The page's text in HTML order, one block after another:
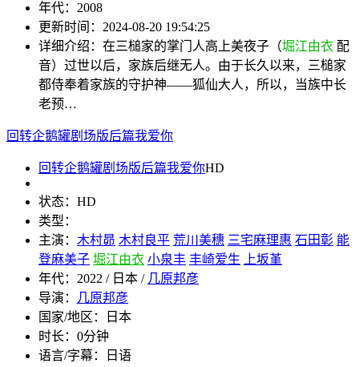
年代： 2008
更新时间： 2024-08-20 19:54:25
详细介绍： 在三槌家的掌门人高上美夜子（堀江由衣 配
音）过世以后，家族后继无人。由于长久以来，三槌家
都侍奉着家族的守护神——狐仙大人，所以，当族中长
老预…
回转企鹅罐剧场版后篇我爱你
回转企鹅罐剧场版后篇我爱你HD
状态： HD
类型：
主演： 木村昴 木村良平 荒川美穗 三宅麻理惠 石田彰 能
登麻美子 堀江由衣 小泉丰 丰崎爱生 上坂堇
年代： 2022 / 日本 / 几原邦彦
导演： 几原邦彦
国家/地区：
日本
时长： 0分钟
语言/字幕：
日语